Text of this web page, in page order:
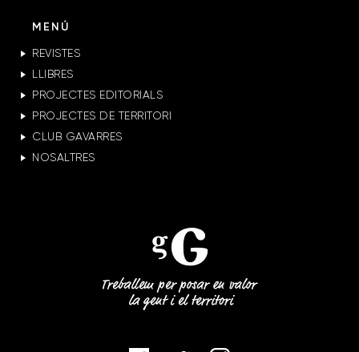
MENÚ
REVISTES
LLIBRES
PROJECTES EDITORIALS
PROJECTES DE TERRITORI
CLUB GAVARRES
NOSALTRES